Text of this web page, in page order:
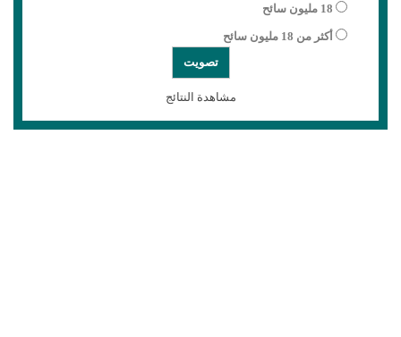
18 مليون سائح
أكثر من 18 مليون سائح
مشاهدة النتائج